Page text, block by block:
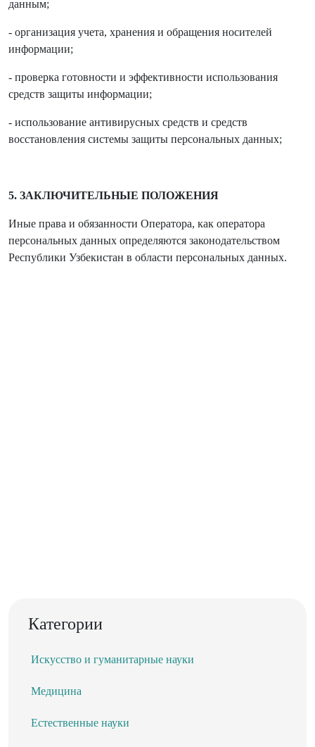
данным;
- организация учета, хранения и обращения носителей
информации;
- проверка готовности и эффективности использования
средств защиты информации;
- использование антивирусных средств и средств
восстановления системы защиты персональных данных;
5. ЗАКЛЮЧИТЕЛЬНЫЕ ПОЛОЖЕНИЯ
Иные права и обязанности Оператора, как оператора
персональных данных определяются законодательством
Республики Узбекистан в области персональных данных.
Категории
Искусство и гуманитарные науки
Медицина
Естественные науки